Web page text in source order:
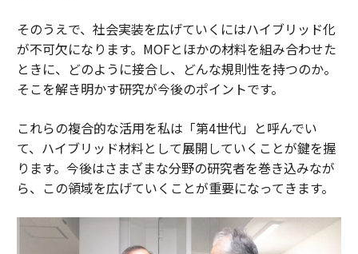
そのうえで、社会実装を広げていくにはハイブリッド化
が不可欠になります。MOFとほかの材料を組み合わせた
ときに、どのように接合し、どんな規則性を持つのか。
そこを解き明かす研究が今後のポイントです。
これらの複合的な活用を私は「第4世代」と呼んでい
て、ハイブリッド材料として展開していくことが鍵を握
ります。今後はさまざまな分野の研究者を巻き込みなが
ら、この領域を広げていくことが重要になってきます。